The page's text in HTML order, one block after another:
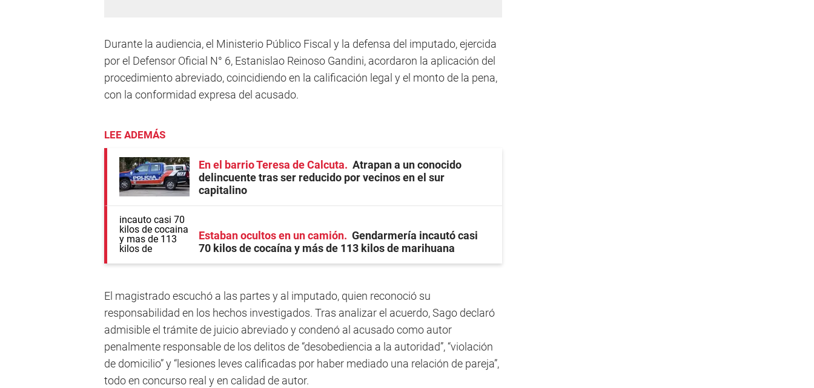
Durante la audiencia, el Ministerio Público Fiscal y la defensa del imputado, ejercida
por el Defensor Oficial N° 6, Estanislao Reinoso Gandini, acordaron la aplicación del
procedimiento abreviado, coincidiendo en la calificación legal y el monto de la pena,
con la conformidad expresa del acusado.
LEE ADEMÁS
En el barrio Teresa de Calcuta
Atrapan a un conocido
delincuente tras ser reducido por vecinos en el sur
capitalino
Estaban ocultos en un camión
Gendarmería incautó casi
70 kilos de cocaína y más de 113 kilos de marihuana
El magistrado escuchó a las partes y al imputado, quien reconoció su
responsabilidad en los hechos investigados. Tras analizar el acuerdo, Sago declaró
admisible el trámite de juicio abreviado y condenó al acusado como autor
penalmente responsable de los delitos de “desobediencia a la autoridad”, “violación
de domicilio” y “lesiones leves calificadas por haber mediado una relación de pareja”,
todo en concurso real y en calidad de autor.